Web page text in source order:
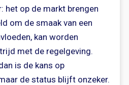
het op de markt brengen
om de smaak van een
kan worden
met de regelgeving.
is de kans op
de status blijft onzeker.